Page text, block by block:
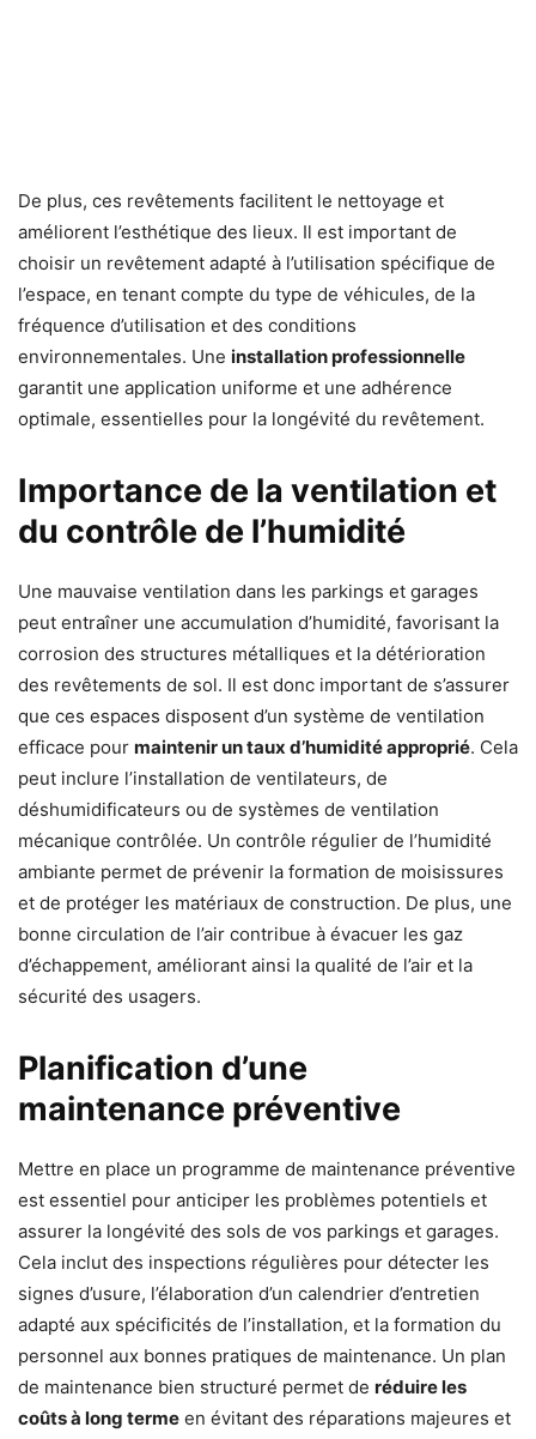
De plus, ces revêtements facilitent le nettoyage et
améliorent l’esthétique des lieux. Il est important de
choisir un revêtement adapté à l’utilisation spécifique de
l’espace, en tenant compte du type de véhicules, de la
fréquence d’utilisation et des conditions
environnementales. Une installation professionnelle
garantit une application uniforme et une adhérence
optimale, essentielles pour la longévité du revêtement.
Importance de la ventilation et
du contrôle de l’humidité
Une mauvaise ventilation dans les parkings et garages
peut entraîner une accumulation d’humidité, favorisant la
corrosion des structures métalliques et la détérioration
des revêtements de sol. Il est donc important de s’assurer
que ces espaces disposent d’un système de ventilation
efficace pour maintenir un taux d’humidité approprié. Cela
peut inclure l’installation de ventilateurs, de
déshumidificateurs ou de systèmes de ventilation
mécanique contrôlée. Un contrôle régulier de l’humidité
ambiante permet de prévenir la formation de moisissures
et de protéger les matériaux de construction. De plus, une
bonne circulation de l’air contribue à évacuer les gaz
d’échappement, améliorant ainsi la qualité de l’air et la
sécurité des usagers.
Planification d’une
maintenance préventive
Mettre en place un programme de maintenance préventive
est essentiel pour anticiper les problèmes potentiels et
assurer la longévité des sols de vos parkings et garages.
Cela inclut des inspections régulières pour détecter les
signes d’usure, l’élaboration d’un calendrier d’entretien
adapté aux spécificités de l’installation, et la formation du
personnel aux bonnes pratiques de maintenance. Un plan
de maintenance bien structuré permet de réduire les
coûts à long terme en évitant des réparations majeures et